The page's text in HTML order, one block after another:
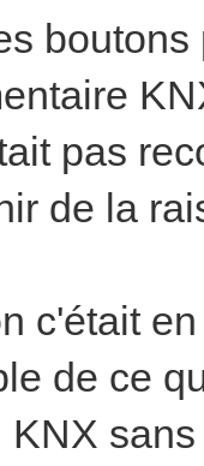
pas
de la
c'était
de ce